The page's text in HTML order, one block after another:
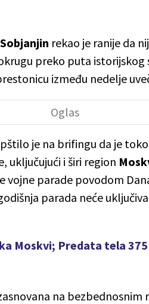
rekao je ranije da
preko puta istorijskog
između nedelje
je na brifingu da je
uključujući i širi region
vojne parade povodom
parada neće
Moskvi; Predata tela
na bezbednosnim